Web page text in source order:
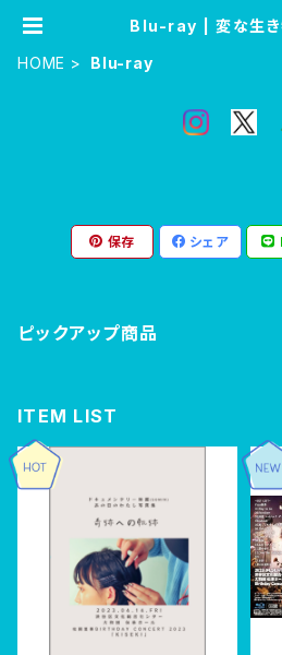
Blu-ray | 変な生き
HOME
Blu-ray
保存 シェア
ピックアップ商品
ITEM LIST